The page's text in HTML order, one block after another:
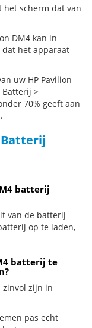
scherm dat van
DM4 kan in
het apparaat
uw HP Pavilion
Batterij >
70% geeft aan
Batterij
batterij
van de batterij
op te laden,
batterij te
zinvol zijn in
pas echt